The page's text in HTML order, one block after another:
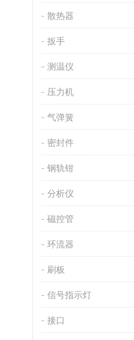
散热器
扳手
测温仪
压力机
气弹簧
密封件
钢轨钳
分析仪
磁控管
环流器
刷板
信号指示灯
接口